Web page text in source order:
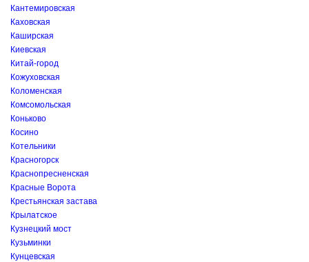
Кантемировская
Каховская
Каширская
Киевская
Китай-город
Кожуховская
Коломенская
Комсомольская
Коньково
Косино
Котельники
Красногорск
Краснопресненская
Красные Ворота
Крестьянская застава
Крылатское
Кузнецкий мост
Кузьминки
Кунцевская